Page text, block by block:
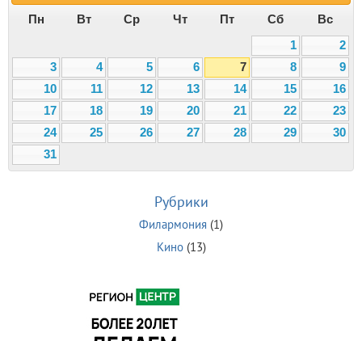
Пн Вт Ср Чт Пт Сб
Вс
1
2
3
4 5 6 7 8
9
10
11 12 13 14 15
16
17
18 19 20 21 22
23
24
25 26 27 28 29
30
31
Рубрики
Филармония (1)
Кино(13)